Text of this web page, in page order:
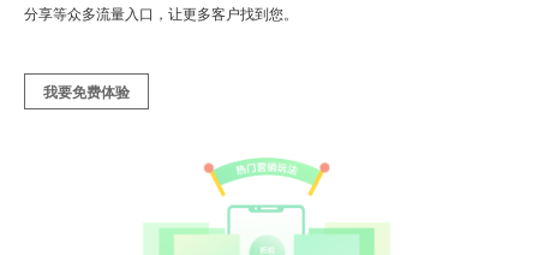
分享等众多流量入口，让更多客户找到您。
我要免费体验